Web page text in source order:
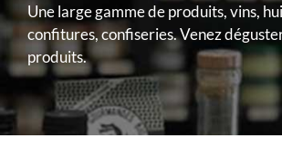
Une large gamme de produits, vins,
confitures, confiseries. Venez
produits.